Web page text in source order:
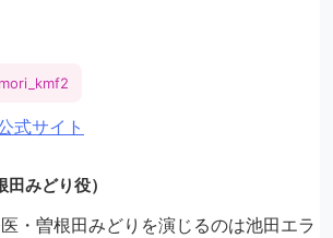
式サイト
みどり役）
・曽根田みどりを演じるのは池田エラ